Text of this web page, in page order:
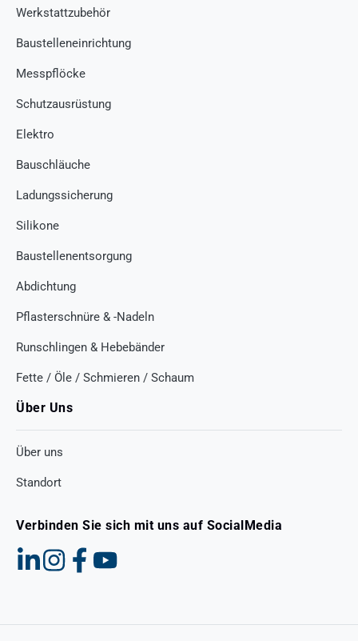
Werkstattzubehör
Baustelleneinrichtung
Messpflöcke
Schutzausrüstung
Elektro
Bauschläuche
Ladungssicherung
Silikone
Baustellenentsorgung
Abdichtung
Pflasterschnüre & -Nadeln
Runschlingen & Hebebänder
Fette / Öle / Schmieren / Schaum
Über Uns
Über uns
Standort
Verbinden Sie sich mit uns auf SocialMedia